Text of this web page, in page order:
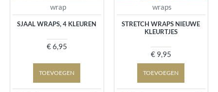
wrap
SJAAL WRAPS, 4 KLEUREN
€ 6,95
TOEVOEGEN
wraps
STRETCH WRAPS NIEUWE
KLEURTJES
€ 9,95
TOEVOEGEN